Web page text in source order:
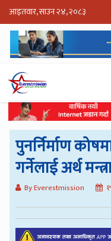
आइतवार, साउन २४, २०८३
पुनर्निर्माण
गर्नेलाई अर्थ
By Everestmission